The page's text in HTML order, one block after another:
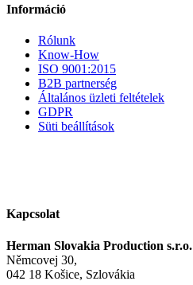
Információ
Rólunk
Know-How
ISO 9001:2015
B2B partnerség
Általános üzleti feltételek
GDPR
Süti beállítások
Kapcsolat
Herman Slovakia Production s.r.o.
Němcovej 30,
042 18 Košice, Szlovákia